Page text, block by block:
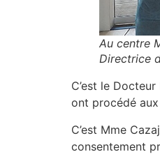
Au centre
Directrice
C’est le
ont procédé
C’est Mme
consentement